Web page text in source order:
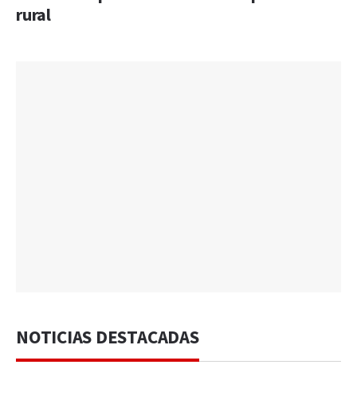
rural
NOTICIAS DESTACADAS